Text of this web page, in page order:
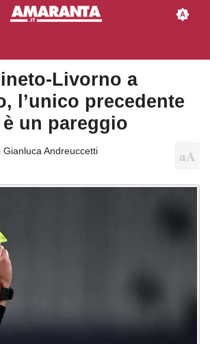
Livorno a
l’unico precedente
un pareggio
Gianluca Andreuccetti